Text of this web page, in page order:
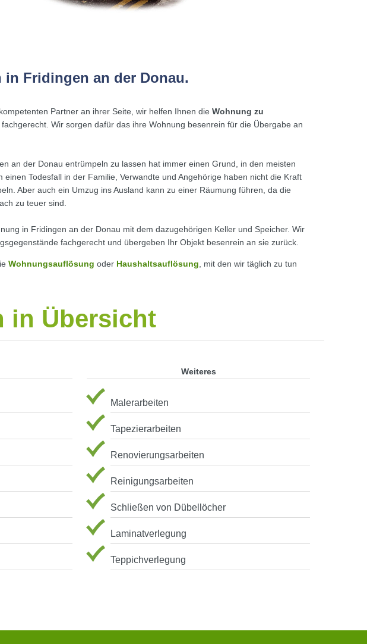
Fridingen an der Donau.
Partner an ihrer Seite, wir helfen Ihnen dieWohnung zu
fachgerecht. Wir sorgen dafür das ihre Wohnung besenrein für die Übergabe an
an der Donau entrümpeln zu lassen hat immer einen Grund, in den meisten
einen Todesfall in der Familie, Verwandte und Angehörige haben nicht die Kraft
Aber auch ein Umzug ins Ausland kann zu einer Räumung führen, da die
zu teuer sind.
in Fridingen an der Donau mit dem dazugehörigen Keller und Speicher. Wir
fachgerecht und übergeben Ihr Objekt besenrein an sie zurück.
Wohnungsauflösung oder Haushaltsauflösung , mit den wir täglich zu tun
in Übersicht
Weiteres
Malerarbeiten
Tapezierarbeiten
Renovierungsarbeiten
Reinigungsarbeiten
Schließen von Dübellöcher
Laminatverlegung
Teppichverlegung